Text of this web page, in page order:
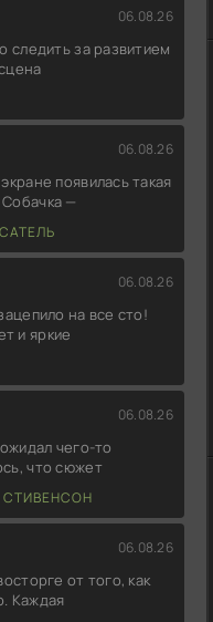
06.08.26
следить за развитием
06.08.26
появилась такая
—
06.08.26
на все сто!
и яркие
06.08.26
чего-то
что сюжет
06.08.26
от того, как
Каждая